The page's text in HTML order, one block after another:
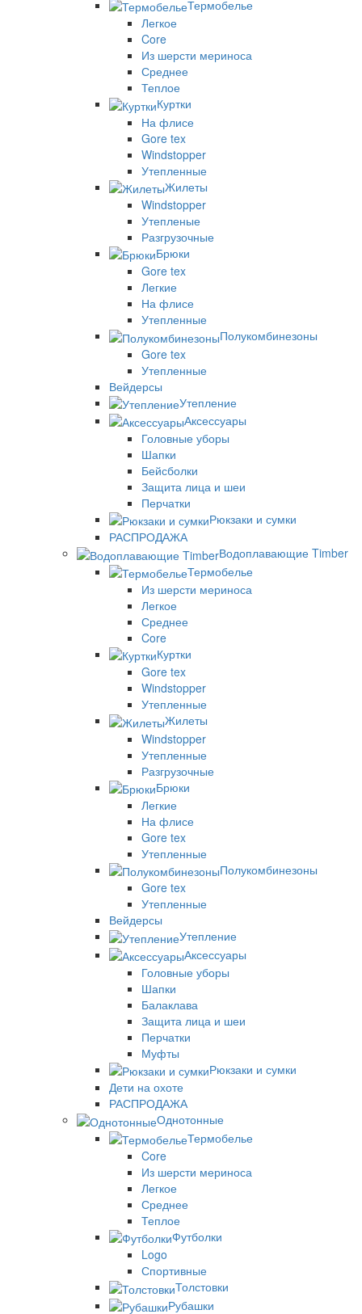
Термобелье
Легкое
Core
Из шерсти мериноса
Среднее
Теплое
Куртки
На флисе
Gore tex
Windstopper
Утепленные
Жилеты
Windstopper
Утепленые
Разгрузочные
Брюки
Gore tex
Легкие
На флисе
Утепленные
Полукомбинезоны
Gore tex
Утепленные
Вейдерсы
Утепление
Аксессуары
Головные уборы
Шапки
Бейсболки
Защита лица и шеи
Перчатки
Рюкзаки и сумки
РАСПРОДАЖА
Водоплавающие Timber
Термобелье
Из шерсти мериноса
Легкое
Среднее
Core
Куртки
Gore tex
Windstopper
Утепленные
Жилеты
Windstopper
Утепленные
Разгрузочные
Брюки
Легкие
На флисе
Gore tex
Утепленные
Полукомбинезоны
Gore tex
Утепленные
Вейдерсы
Утепление
Аксессуары
Головные уборы
Шапки
Балаклава
Защита лица и шеи
Перчатки
Муфты
Рюкзаки и сумки
Дети на охоте
РАСПРОДАЖА
Однотонные
Термобелье
Core
Из шерсти мериноса
Легкое
Среднее
Теплое
Футболки
Logo
Спортивные
Толстовки
Рубашки